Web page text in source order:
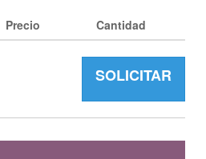
Precio Cantidad
SOLICITAR